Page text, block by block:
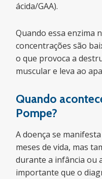
ácida/GAA).
Quando essa enzima
concentrações são
o que provoca a
muscular e leva ao
Quando
Pompe?
A doença se
meses de vida, mas
durante a infância ou
importante que o